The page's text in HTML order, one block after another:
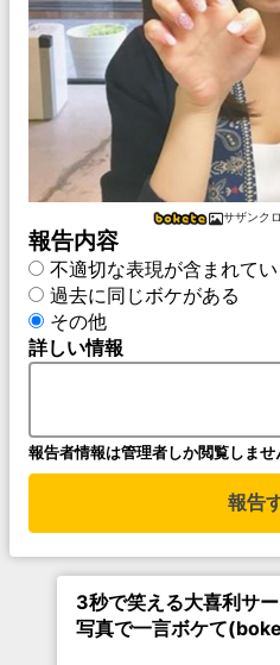
サザンク
報告内容
不適切な表現が含まれてい
過去に同じボケがある
その他
詳しい情報
報告者情報は管理者しか閲覧しませ
報告
3秒で笑える大喜利サ
写真で一言ボケて